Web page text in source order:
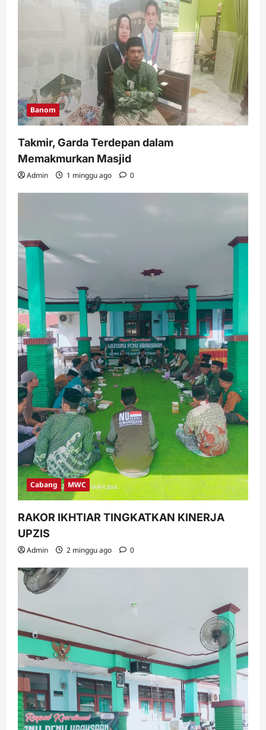
Admin
3 minggu ago 0
Banom
Takmir, Garda Terdepan dalam
Memakmurkan Masjid
Admin 1 minggu ago 0
Cabang MWC
RAKOR IKHTIAR TINGKATKAN KINERJA
UPZIS
Admin 2 minggu ago 0